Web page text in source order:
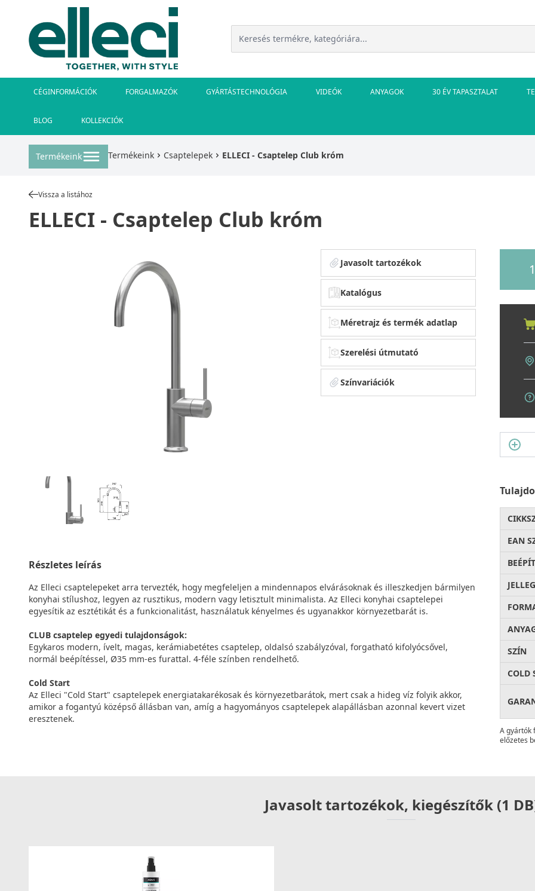
CÉGINFORMÁCIÓK FORGALMAZÓK GYÁRTÁSTECHNOLÓGIA VIDEÓK ANYAGOK 30 ÉV TAPASZTALAT
BLOG KOLLEKCIÓK
Termékeink Termékeink Csaptelepek ELLECI - Csaptelep Club króm
Vissza a listához
ELLECI - Csaptelep Club króm
Javasolt tartozékok
Katalógus
Méretrajz és termék adatlap
Szerelési útmutató
Színvariációk
Részletes leírás
Az Elleci csaptelepeket arra tervezték, hogy megfeleljen a mindennapos elvárásoknak és illeszkedjen bármilyen
konyhai stílushoz, legyen az rusztikus, modern vagy letisztult minimalista. Az Elleci konyhai csaptelepei
egyesítik az esztétikát és a funkcionalitást, használatuk kényelmes és ugyanakkor környezetbarát is.
CLUB csaptelep egyedi tulajdonságok:
Egykaros modern, ívelt, magas, kerámiabetétes csaptelep, oldalsó szabályzóval, forgatható kifolyócsővel,
normál beépítéssel, Ø35 mm-es furattal. 4-féle színben rendelhető.
Cold Start
Az Elleci "Cold Start" csaptelepek energiatakarékosak és környezetbarátok, mert csak a hideg víz folyik akkor,
amikor a fogantyú középső állásban van, amíg a hagyományos csaptelepek alapállásban azonnal kevert vizet
eresztenek.
EAN
JELLEG
SZÍN
COLD
A gyártók
előzetes
Javasolt tartozékok, kiegészítők (1